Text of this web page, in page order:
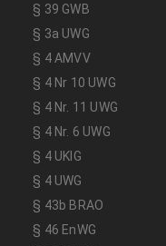
§ 39 GWB
§ 3a UWG
§ 4 AMVV
§ 4 Nr 10 UWG
§ 4 Nr. 11 UWG
§ 4 Nr. 6 UWG
§ 4 UKlG
§ 4 UWG
§ 43b BRAO
§ 46 EnWG